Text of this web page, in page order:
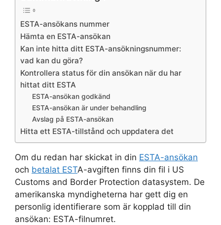
ESTA-ansökans nummer
Hämta en ESTA-ansökan
Kan inte hitta ditt ESTA-ansökningsnummer:
vad kan du göra?
Kontrollera status för din ansökan när du har
hittat ditt ESTA
ESTA-ansökan godkänd
ESTA-ansökan är under behandling
Avslag på ESTA-ansökan
Hitta ett ESTA-tillstånd och uppdatera det
Om du redan har skickat in din ESTA-ansökan
och betalat ESTA-avgiften finns din fil i US
Customs and Border Protection datasystem. De
amerikanska myndigheterna har gett dig en
personlig identifierare som är kopplad till din
ansökan: ESTA-filnumret.